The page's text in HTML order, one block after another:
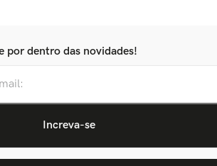
por dentro das novidades!